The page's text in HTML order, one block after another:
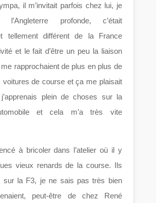
il m’invitait parfois chez lui, je
l’Angleterre profonde, c’était
tellement différent de la France
et le fait d’être un peu la liaison
rapprochaient de plus en plus de
voitures de course et ça me plaisait
j’apprenais plein de choses sur la
et cela m’a très vite
à bricoler dans l’atelier où il y
vieux renards de la course. Ils
sur la F3, je ne sais pas très bien
peut-être de chez René